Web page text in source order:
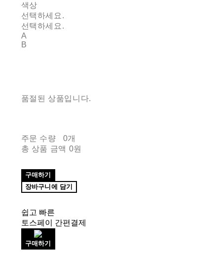
색상
선택하세요.
선택하세요.
A
B
품절된 상품입니다.
주문 수량
0개
총 상품 금액 0원
구매하기
장바구니에 담기
쉽고 빠른
토스페이 간편결제
구매하기